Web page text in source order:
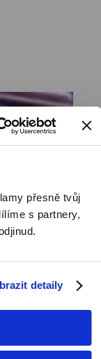
přesně tvůj
s partnery,
detaily